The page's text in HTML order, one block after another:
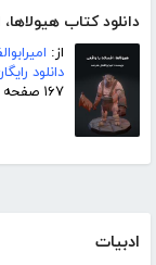
دانلود کتاب
از:
دانلود
۱۶۷ صفحه
ادبیات